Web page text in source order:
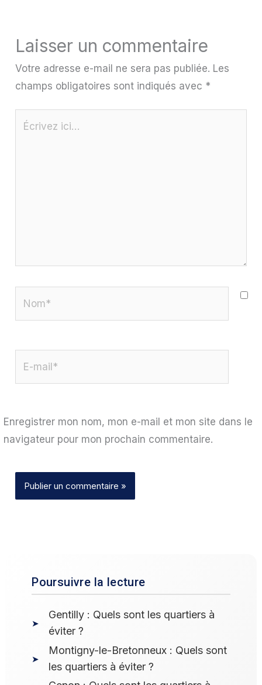
Laisser un commentaire
Votre adresse e-mail ne sera pas publiée. Les
champs obligatoires sont indiqués avec *
Écrivez
Enregistrer mon nom, mon e-mail et mon site dans le
navigateur pour mon prochain commentaire.
Poursuivre la lecture
Gentilly : Quels sont les quartiers à
éviter ?
Montigny-le-Bretonneux : Quels sont
les quartiers à éviter ?